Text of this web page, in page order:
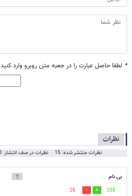
* لطفا حاصل عبارت را در جعبه متن روبرو وارد کنید
نظرات
نظرات منتشر شده: 15 نظرات در صف انتشار: 0
بی نام
208
26